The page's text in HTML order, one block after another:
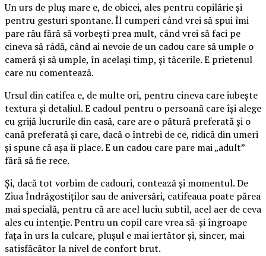
Un urs de pluș mare e, de obicei, ales pentru copilărie și
pentru gesturi spontane. Îl cumperi când vrei să spui îmi
pare rău fără să vorbești prea mult, când vrei să faci pe
cineva să râdă, când ai nevoie de un cadou care să umple o
cameră și să umple, în același timp, și tăcerile. E prietenul
care nu comentează.
Ursul din catifea e, de multe ori, pentru cineva care iubește
textura și detaliul. E cadoul pentru o persoană care își alege
cu grijă lucrurile din casă, care are o pătură preferată și o
cană preferată și care, dacă o întrebi de ce, ridică din umeri
și spune că așa îi place. E un cadou care pare mai „adult”
fără să fie rece.
Și, dacă tot vorbim de cadouri, contează și momentul. De
Ziua Îndrăgostiților sau de aniversări, catifeaua poate părea
mai specială, pentru că are acel luciu subtil, acel aer de ceva
ales cu intenție. Pentru un copil care vrea să-și îngroape
fața în urs la culcare, plușul e mai iertător și, sincer, mai
satisfăcător la nivel de confort brut.